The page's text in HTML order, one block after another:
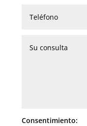
Consentimiento: